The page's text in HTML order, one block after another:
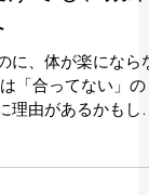
ても、効果